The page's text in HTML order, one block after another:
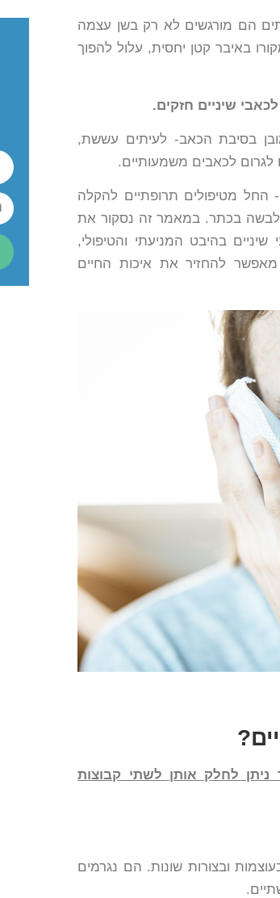
הם מורגשים לא רק בשן עצמה
באיבר קטן יחסית, עלול להפוך
שיניים חזקים.
בסיבת הכאב- לעיתים עששת,
לגרום לכאבים משמעותיים.
החל מטיפולים תרופתיים להקלה
הלבשה בכתר. במאמר זה נסקור את
בהיבט המניעתי והטיפולי,
להחזיר את איכות החיים
ניתן לחלק אותן לשתי קבוצות
ובצורות שונות. הם נגרמים